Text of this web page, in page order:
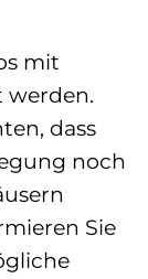
mit
dass
noch
Sie